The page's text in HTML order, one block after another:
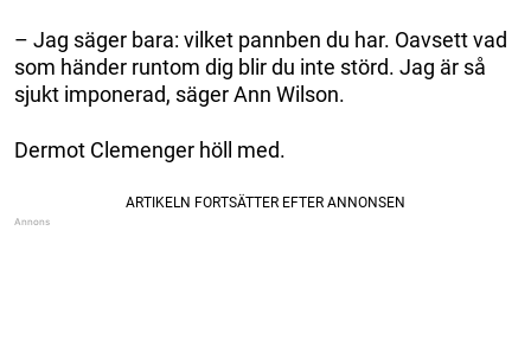
– Jag säger bara: vilket pannben du har. Oavsett vad
som händer runtom dig blir du inte störd. Jag är så
sjukt imponerad, säger Ann Wilson.
Dermot Clemenger höll med.